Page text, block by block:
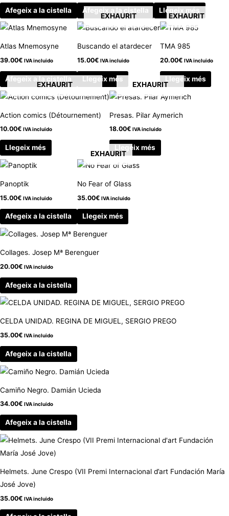
Afegeix a la cistella Afegeix a la cistella Llegeix més
Atlas Mnemosyne
39.00€ IVA incluido
Afegeix a la cistella
EXHAURIT
Buscando el atardecer
15.00€ IVA incluido
Llegeix més
EXHAURIT
TMA 985
20.00€ IVA incluido
Llegeix més
EXHAURIT
Action comics (Détournement)
10.00€ IVA incluido
Llegeix més
EXHAURIT
Presas. Pilar Aymerich
18.00€ IVA incluido
Llegeix més
Panoptik
15.00€ IVA incluido
Afegeix a la cistella
EXHAURIT
No Fear of Glass
35.00€ IVA incluido
Llegeix més
Collages. Josep Mª Berenguer
20.00€ IVA incluido
Afegeix a la cistella
CELDA UNIDAD. REGINA DE MIGUEL, SERGIO PREGO
35.00€ IVA incluido
Afegeix a la cistella
Camiño Negro. Damián Ucieda
34.00€ IVA incluido
Afegeix a la cistella
Helmets. June Crespo (VII Premi Internacional d’art Fundación María
José Jove)
35.00€ IVA incluido